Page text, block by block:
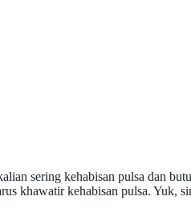
sering kehabisan pulsa dan
khawatir kehabisan pulsa.